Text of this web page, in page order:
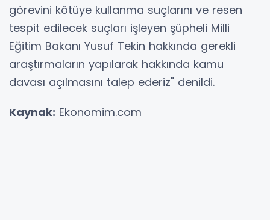
görevini kötüye kullanma suçlarını ve resen
tespit edilecek suçları işleyen şüpheli Milli
Eğitim Bakanı Yusuf Tekin hakkında gerekli
araştırmaların yapılarak hakkında kamu
davası açılmasını talep ederiz" denildi.
Kaynak: Ekonomim.com